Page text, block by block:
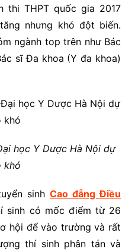
thi THPT quốc gia 2017
nhưng khó đột biến.
ngành top trên như Bác
sĩ Đa khoa (Y đa khoa)
học Y Dược Hà Nội dự
khó
sinhCao đẳng Điều
sinh có mốc điểm từ 26
hội để vào trường và rất
thí sinh phân tán và